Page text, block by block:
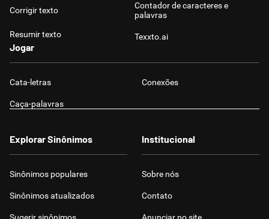
Corrigir texto
Resumir texto
Contador de caracteres e
palavras
Texxto.ai
Jogar
Cata-letras Conexões
Caça-palavras
Explorar Sinônimos
Sinônimos populares
Sinônimos atualizados
Institucional
Sobre nós
Contato